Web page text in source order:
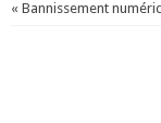
« Bannissement